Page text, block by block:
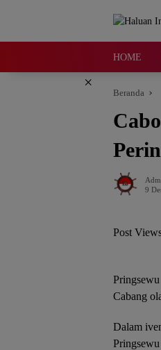
HOME
×
Beranda
9
Post
Cabang
Dalam